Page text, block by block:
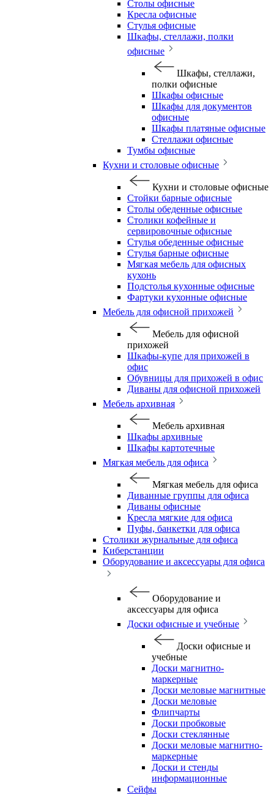
Столы офисные
Кресла офисные
Стулья офисные
Шкафы, стеллажи, полки
офисные
Шкафы, стеллажи,
полки офисные
Шкафы офисные
Шкафы для документов
офисные
Шкафы платяные офисные
Стеллажи офисные
Тумбы офисные
Кухни и столовые офисные
Кухни и столовые офисные
Стойки барные офисные
Столы обеденные офисные
Столики кофейные и
сервировочные офисные
Стулья обеденные офисные
Стулья барные офисные
Мягкая мебель для офисных
кухонь
Подстолья кухонные офисные
Фартуки кухонные офисные
Мебель для офисной прихожей
Мебель для офисной
прихожей
Шкафы-купе для прихожей в
офис
Обувницы для прихожей в офис
Диваны для офисной прихожей
Мебель архивная
Мебель архивная
Шкафы архивные
Шкафы картотечные
Мягкая мебель для офиса
Мягкая мебель для офиса
Диванные группы для офиса
Диваны офисные
Кресла мягкие для офиса
Пуфы, банкетки для офиса
Столики журнальные для офиса
Киберстанции
Оборудование и аксессуары для офиса
Оборудование и
аксессуары для офиса
Доски офисные и учебные
Доски офисные и
учебные
Доски магнитно-
маркерные
Доски меловые магнитные
Доски меловые
Флипчарты
Доски пробковые
Доски стеклянные
Доски меловые магнитно-
маркерные
Доски и стенды
информационные
Сейфы